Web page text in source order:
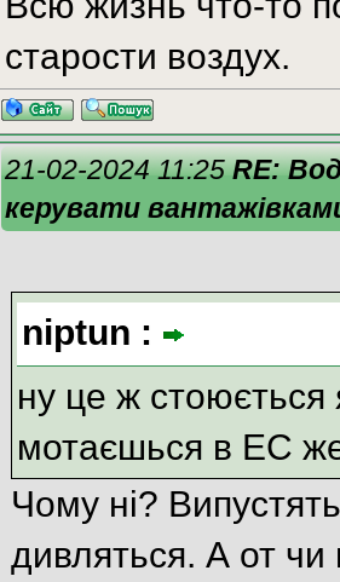
старости воздух.
21-02-2024 11:25RE:
керувати
niptun :
ну це ж стоюється
мотаєшься в ЕС же
Чому ні?
дивляться. А от чи